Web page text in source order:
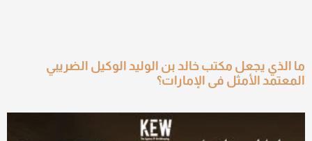
ما الذي يجعل مكتب خالد بن الوليد الوكيل الضريبي
المعتمد الأمثل في الإمارات؟